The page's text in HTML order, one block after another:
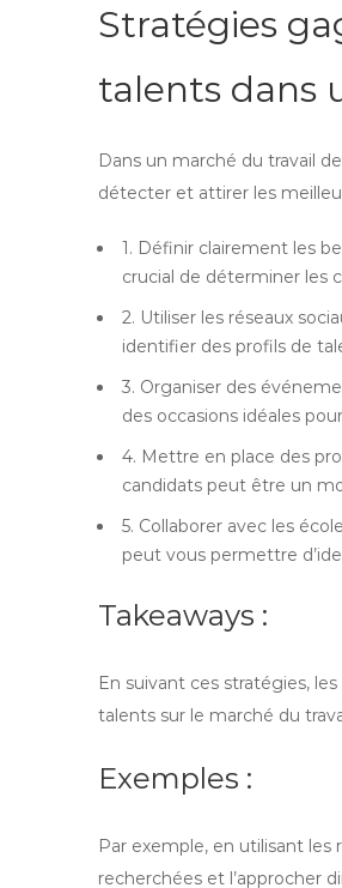
Stratégies
talents dans
Dans un marché du travail
détecter et attirer les
1. Définir clairement les
crucial de déterminer les
2. Utiliser les réseaux
identifier des profils de
3. Organiser des
des occasions idéales
4. Mettre en place des
candidats peut être un
5. Collaborer avec les
peut vous permettre
Takeaways :
En suivant ces stratégies,
talents sur le marché du
Exemples :
Par exemple, en utilisant
recherchées et l’approcher